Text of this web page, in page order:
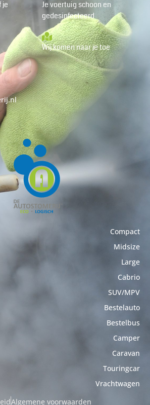
je
Je voertuig schoon en
gedesinfecteerd
Wij komen naar je toe
Compact
Midsize
Large
Cabrio
SUV/MPV
Bestelauto
Bestelbus
Camper
Caravan
Touringcar
Vrachtwagen
Algemene voorwaarden